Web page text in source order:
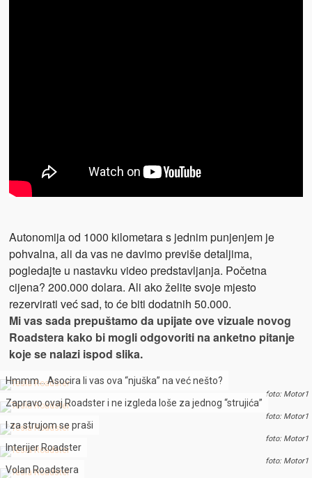
Autonomija od 1000 kilometara s jednim punjenjem je
pohvalna, ali da vas ne davimo previše detaljima,
pogledajte u nastavku video predstavljanja. Početna
cijena? 200.000 dolara. Ali ako želite svoje mjesto
rezervirati već sad, to će biti dodatnih 50.000.
Mi vas sada prepuštamo da upijate ove vizuale novog
Roadstera kako bi mogli odgovoriti na anketno pitanje
koje se nalazi ispod slika.
Hmmm… Asocira li vas ova “njuška” na već nešto?
foto: Motor1
Zapravo ovaj Roadster i ne izgleda loše za jednog “strujića”
foto: Motor1
I za strujom se praši
foto: Motor1
Interijer Roadster
foto: Motor1
Volan Roadstera